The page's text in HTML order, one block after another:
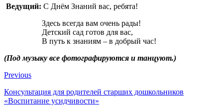
Ведущий: С Днём Знаний вас, ребята!
Здесь всегда вам очень рады!
Детский сад готов для вас,
В путь к знаниям – в добрый час!
(Под музыку все фотографируются и танцуют.)
Previous
Консультация для родителей старших дошкольников
«Воспитание усидчивости»